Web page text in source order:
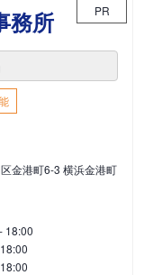
務所 PR
金港町6-3 横浜金港町
18:00